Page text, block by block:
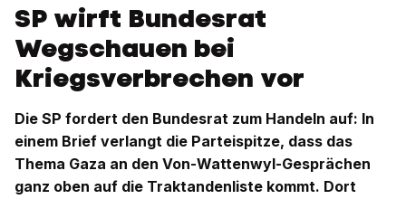
SP wirft Bundesrat
Wegschauen bei
Kriegsverbrechen vor
Die SP fordert den Bundesrat zum Handeln auf: In
einem Brief verlangt die Parteispitze, dass das
Thema Gaza an den Von-Wattenwyl-Gesprächen
ganz oben auf die Traktandenliste kommt. Dort